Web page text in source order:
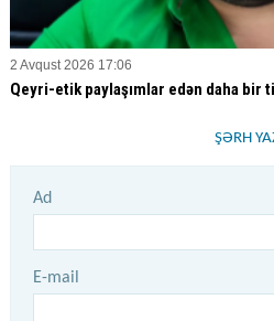
2 Avqust 2026 17:06
Qeyri-etik paylaşımlar edən daha bir
ŞƏRH
Ad
E-mail